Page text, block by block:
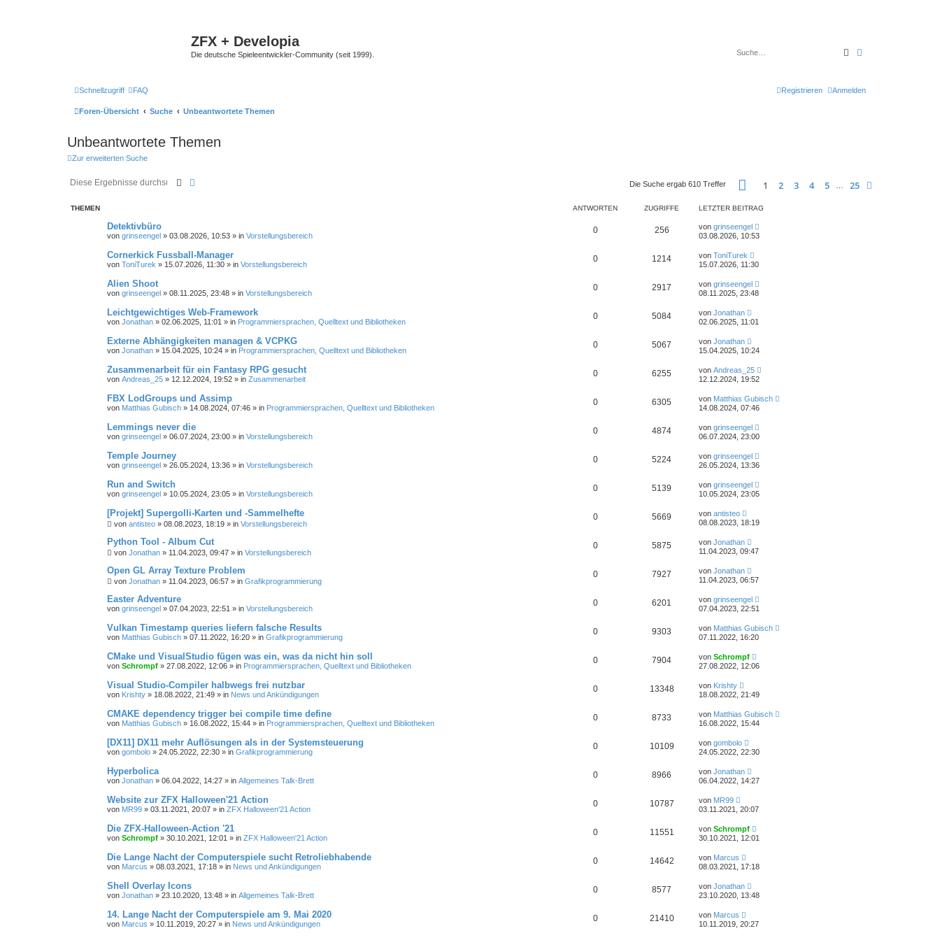
ZFX + Developia
Die deutsche Spieleentwickler-Community (seit 1999). Suche
Schnellzugriff FAQ Anmelden
Registrieren
Foren-Übersicht Suche Unbeantwortete Themen
Unbeantwortete Themen
Zur erweiterten Suche
Suche Die Suche ergab 610 Treffer Seite von25
1 2 3 4 5 25
THEMEN ANTWORTEN ZUGRIFFE LETZTER BEITRAG
Detektivbüro
von grinseengel » 03.08.2026, 10:53 » in Vorstellungsbereich
0 256 von grinseengel
03.08.2026, 10:53
Cornerkick Fussball-Manager
von ToniTurek » 15.07.2026, 11:30 » in Vorstellungsbereich
0 1214 von ToniTurek
15.07.2026, 11:30
Alien Shoot
von grinseengel » 08.11.2025, 23:48 » in Vorstellungsbereich
0 2917 von grinseengel
08.11.2025, 23:48
Leichtgewichtiges Web-Framework
von Jonathan » 02.06.2025, 11:01 » in Programmiersprachen, Quelltext und Bibliotheken
0 5084 von Jonathan
02.06.2025, 11:01
Externe Abhängigkeiten managen & VCPKG
von Jonathan » 15.04.2025, 10:24 » in Programmiersprachen, Quelltext und Bibliotheken
0 5067 von Jonathan
15.04.2025, 10:24
Zusammenarbeit für ein Fantasy RPG gesucht
von Andreas_25 » 12.12.2024, 19:52 » in Zusammenarbeit
0 6255 von Andreas_25
12.12.2024, 19:52
FBX LodGroups und Assimp
von Matthias Gubisch » 14.08.2024, 07:46 » in Programmiersprachen, Quelltext und Bibliotheken
0 6305 von Matthias Gubisch
14.08.2024, 07:46
Lemmings never die
von grinseengel » 06.07.2024, 23:00 » in Vorstellungsbereich
0 4874 von grinseengel
06.07.2024, 23:00
Temple Journey
von grinseengel » 26.05.2024, 13:36 » in Vorstellungsbereich
0 5224 von grinseengel
26.05.2024, 13:36
Run and Switch
von grinseengel » 10.05.2024, 23:05 » in Vorstellungsbereich
0 5139 von grinseengel
10.05.2024, 23:05
[Projekt] Supergolli-Karten und -Sammelhefte
von antisteo » 08.08.2023, 18:19 » in Vorstellungsbereich
0 5669 von antisteo
08.08.2023, 18:19
Python Tool - Album Cut
von Jonathan » 11.04.2023, 09:47 » in Vorstellungsbereich
0 5875 von Jonathan
11.04.2023, 09:47
Open GL Array Texture Problem
von Jonathan » 11.04.2023, 06:57 » in Grafikprogrammierung
0 7927 von Jonathan
11.04.2023, 06:57
Easter Adventure
von grinseengel » 07.04.2023, 22:51 » in Vorstellungsbereich
0 6201 von grinseengel
07.04.2023, 22:51
Vulkan Timestamp queries liefern falsche Results
von Matthias Gubisch » 07.11.2022, 16:20 » in Grafikprogrammierung
0 9303 von Matthias Gubisch
07.11.2022, 16:20
CMake und VisualStudio fügen was ein, was da nicht hin soll
von Schrompf » 27.08.2022, 12:06 » in Programmiersprachen, Quelltext und Bibliotheken
0 7904 von Schrompf
27.08.2022, 12:06
Visual Studio-Compiler halbwegs frei nutzbar
von Krishty » 18.08.2022, 21:49 » in News und Ankündigungen
0 13348 von Krishty
18.08.2022, 21:49
CMAKE dependency trigger bei compile time define
von Matthias Gubisch » 16.08.2022, 15:44 » in Programmiersprachen, Quelltext und Bibliotheken
0 8733 von Matthias Gubisch
16.08.2022, 15:44
[DX11] DX11 mehr Auflösungen als in der Systemsteuerung
von gombolo » 24.05.2022, 22:30 » in Grafikprogrammierung
0 10109 von gombolo
24.05.2022, 22:30
Hyperbolica
von Jonathan » 06.04.2022, 14:27 » in Allgemeines Talk-Brett
0 8966 von Jonathan
06.04.2022, 14:27
Website zur ZFX Halloween'21 Action
von MR99 » 03.11.2021, 20:07 » in ZFX Halloween'21 Action
0 10787 von MR99
03.11.2021, 20:07
Die ZFX-Halloween-Action '21
von Schrompf » 30.10.2021, 12:01 » in ZFX Halloween'21 Action
0 11551 von Schrompf
30.10.2021, 12:01
Die Lange Nacht der Computerspiele sucht Retroliebhabende
von Marcus » 08.03.2021, 17:18 » in News und Ankündigungen
0 14642 von Marcus
08.03.2021, 17:18
Shell Overlay Icons
von Jonathan » 23.10.2020, 13:48 » in Allgemeines Talk-Brett
0 8577 von Jonathan
23.10.2020, 13:48
14. Lange Nacht der Computerspiele am 9. Mai 2020
von Marcus » 10.11.2019, 20:27 » in News und Ankündigungen
0 21410 von Marcus
10.11.2019, 20:27